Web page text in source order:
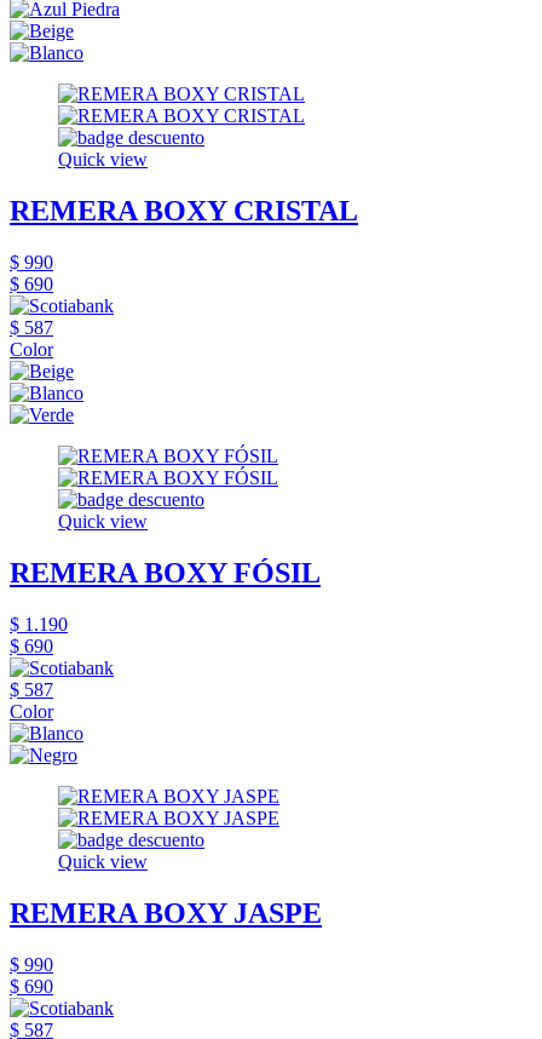
Quick view
REMERA BOXY CRISTAL
$ 990
$ 690
$ 587
Color
Quick view
REMERA BOXY FÓSIL
$ 1.190
$ 690
$ 587
Color
Quick view
REMERA BOXY JASPE
$ 990
$ 690
$ 587